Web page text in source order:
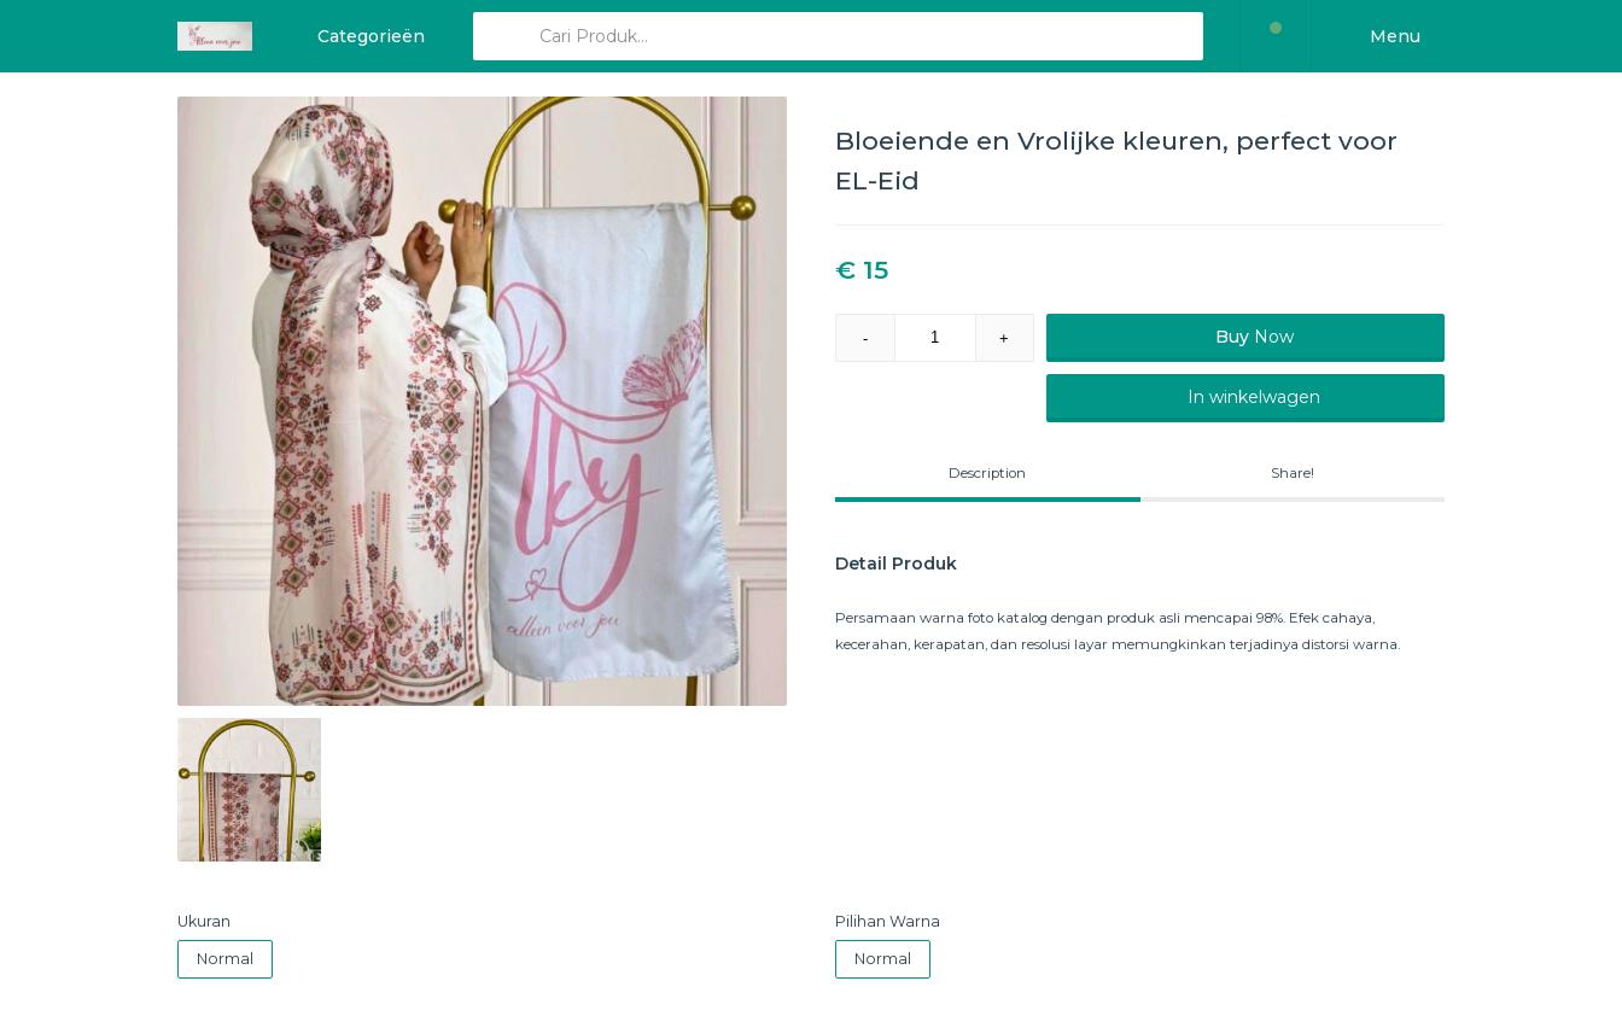
Categorieën Menu
Bloeiende en Vrolijke kleuren, perfect voor
EL-Eid
€ 15
- + BuyNow
In winkelwagen
Description Share!
Detail Produk
Persamaan warna foto katalog dengan produk asli mencapai 98%. Efek cahaya,
kecerahan, kerapatan, dan resolusi layar memungkinkan terjadinya distorsi warna.
Ukuran
Normal
Pilihan Warna
Normal